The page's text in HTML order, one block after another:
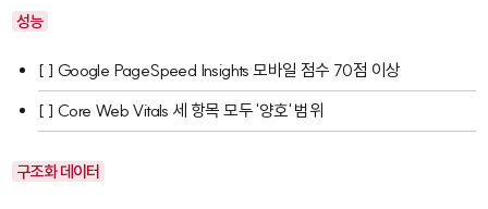
성능
[ ] Google PageSpeed Insights 모바일 점수 70점 이상
[ ] Core Web Vitals 세 항목 모두 '양호' 범위
구조화 데이터